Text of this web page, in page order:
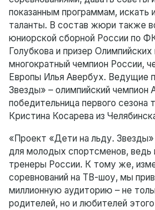
показанным программам, искать
таланты. В состав жюри также
юниорской сборной России по
Голубкова и призер Олимпийских
многократный чемпион России,
Европы Илья Авербух. Ведущие
Звезды» – олимпийский чемпион
победительница первого сезона
Кристина Косарева из
«Проект «Дети на льду. Звезды»
для молодых спортсменов, ведь
тренеры России. К тому же,
соревнований на ТВ-шоу, мы
миллионную аудиторию – не
родителей, но и любителей